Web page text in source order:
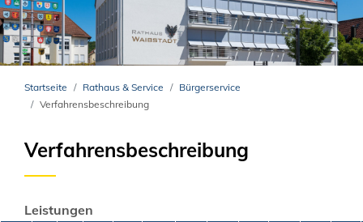
Startseite Rathaus & Service
Bürgerservice
Verfahrensbeschreibung
Verfahrensbeschreibung
Leistungen